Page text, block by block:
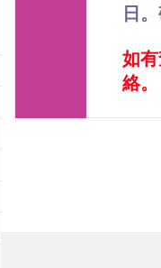
日
如
絡。